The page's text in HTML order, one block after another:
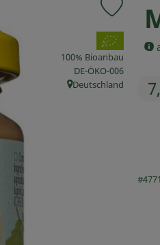
, Verband:
100% Bioanbau
, Kontrollstelle:
DE-ÖKO-006
, Herkunft:
Deutschland